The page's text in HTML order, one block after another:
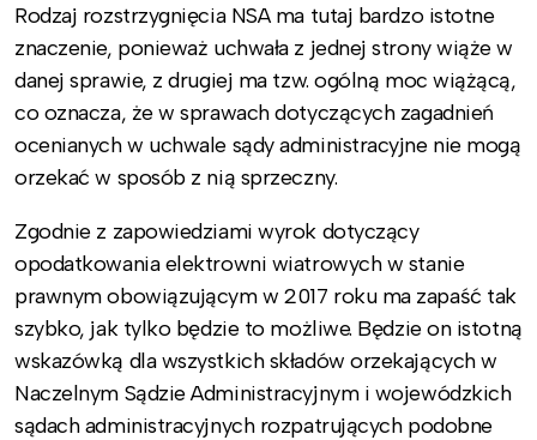
Rodzaj rozstrzygnięcia NSA ma tutaj bardzo istotne
znaczenie, ponieważ uchwała z jednej strony wiąże w
danej sprawie, z drugiej ma tzw. ogólną moc wiążącą,
co oznacza, że w sprawach dotyczących zagadnień
ocenianych w uchwale sądy administracyjne nie mogą
orzekać w sposób z nią sprzeczny.
Zgodnie z zapowiedziami wyrok dotyczący
opodatkowania elektrowni wiatrowych w stanie
prawnym obowiązującym w 2017 roku ma zapaść tak
szybko, jak tylko będzie to możliwe. Będzie on istotną
wskazówką dla wszystkich składów orzekających w
Naczelnym Sądzie Administracyjnym i wojewódzkich
sądach administracyjnych rozpatrujących podobne